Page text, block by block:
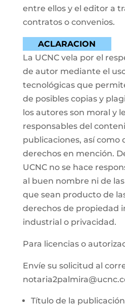
entre ellos y el editor a
contratos o convenios.
ACLARACION
La UCNC vela por el
de autor mediante el
tecnológicas que
de posibles copias y
los autores son moral y
responsables del
publicaciones, así como
derechos en mención.
UCNC no se hace
al buen nombre ni de
que sean producto de
derechos de propiedad
industrial o privacidad.
Para licencias o
Envíe su solicitud al
Título de la